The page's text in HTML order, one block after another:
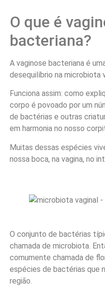
O que é
bacteriana?
A vaginose bacteriana é
desequilíbrio na microbiota
Funciona assim: como
corpo é povoado por um
de bactérias e outras
em harmonia no nosso
Muitas dessas espécies
nossa boca, na vagina, no
O conjunto de bactérias
chamada de microbiota.
comumente chamada de
espécies de bactérias que
região.